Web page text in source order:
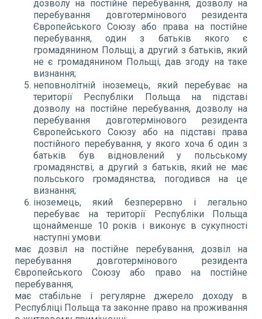
дозволу на постійне перебування, дозволу на
перебування довготермінового резидента
Європейського Союзу або права на постійне
перебування, один з батьків якого є
громадянином Польщі, а другий з батьків, який
не є громадянином Польщі, дав згоду на таке
визнання;
неповнолітній іноземець, який перебуває на
території Республіки Польща на підставі
дозволу на постійне перебування, дозволу на
перебування довготермінового резидента
Європейського Союзу або на підставі права
постійного перебування, у якого хоча б один з
батьків був відновлений у польському
громадянстві, а другий з батьків, який не має
польського громадянства, погодився на це
визнання;
іноземець, який безперервно і легально
перебуває на території Республіки Польща
щонайменше 10 років і виконує в сукупності
наступні умови:
має дозвіл на постійне перебування, дозвіл на
перебування довготермінового резидента
Європейського Союзу або право на постійне
перебування,
має стабільне і регулярне джерело доходу в
Республіці Польща та законне право на проживання